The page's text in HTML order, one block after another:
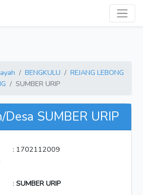
BENGKULU
REJANG LEBONG
SUMBER URIP
Desa SUMBER URIP
: 1702112009
: SUMBER URIP